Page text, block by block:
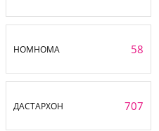
НОМНОМА 58
ДАСТАРХОН 707